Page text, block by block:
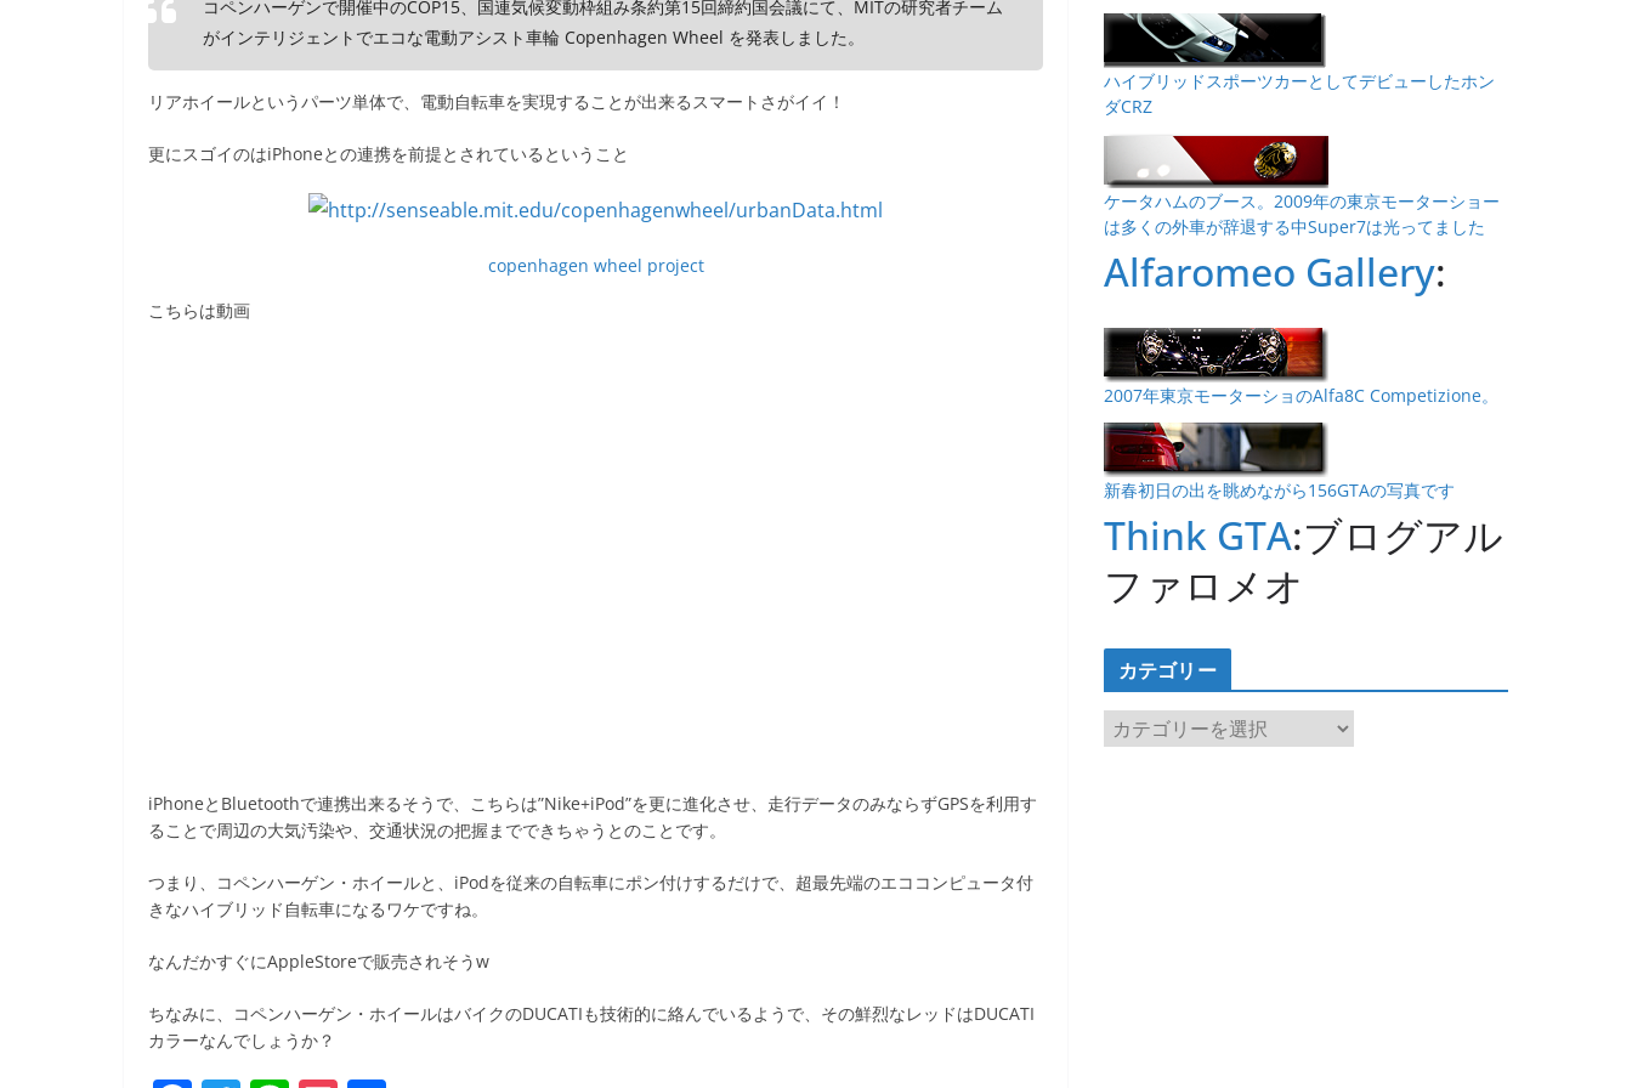
コペンハーゲンで開催中のCOP15、国連気候変動枠組み条約第15回締約国会議にて、MITの研究者チーム
がインテリジェントでエコな電動アシスト車輪 Copenhagen Wheel を発表しました。
リアホイールというパーツ単体で、電動自転車を実現することが出来るスマートさがイイ！
更にスゴイのはiPhoneとの連携を前提とされているということ
copenhagen wheel project
こちらは動画
iPhoneとBluetoothで連携出来るそうで、こちらは”Nike+iPod”を更に進化させ、走行データのみならずGPSを利用す
ることで周辺の大気汚染や、交通状況の把握までできちゃうとのことです。
つまり、コペンハーゲン・ホイールと、iPodを従来の自転車にポン付けするだけで、超最先端のエココンピュータ付
きなハイブリッド自転車になるワケですね。
なんだかすぐにAppleStoreで販売されそうw
ちなみに、コペンハーゲン・ホイールはバイクのDUCATIも技術的に絡んでいるようで、その鮮烈なレッドはDUCATI
カラーなんでしょうか？
ハイブリッドスポーツカーとしてデビューしたホン
ダCRZ
ケータハムのブース。2009年の東京モーターショー
は多くの外車が辞退する中Super7は光ってました
Alfaromeo Gallery:
2007年東京モーターショのAlfa8C Competizione。
新春初日の出を眺めながら156GTAの写真です
Think GTA:ブログアル
ファロメオ
カテゴリー
カ
テ